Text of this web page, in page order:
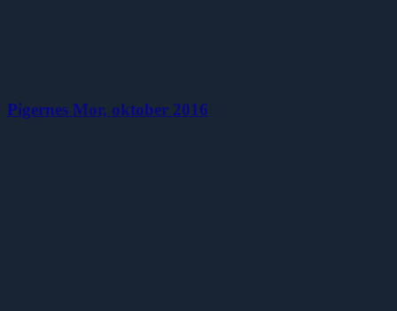
Pigernes Mor, oktober 2016